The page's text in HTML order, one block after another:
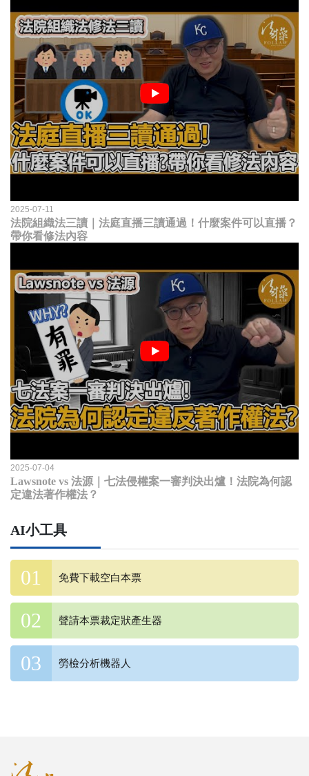
2025-07-11
法院組織法三讀｜法庭直播三讀通過！什麼案件可以直播？
帶你看修法內容
2025-07-04
Lawsnote vs 法源｜七法侵權案一審判決出爐！法院為何認
定違法著作權法？
AI小工具
免費下載空白本票
聲請本票裁定狀產生器
勞檢分析機器人